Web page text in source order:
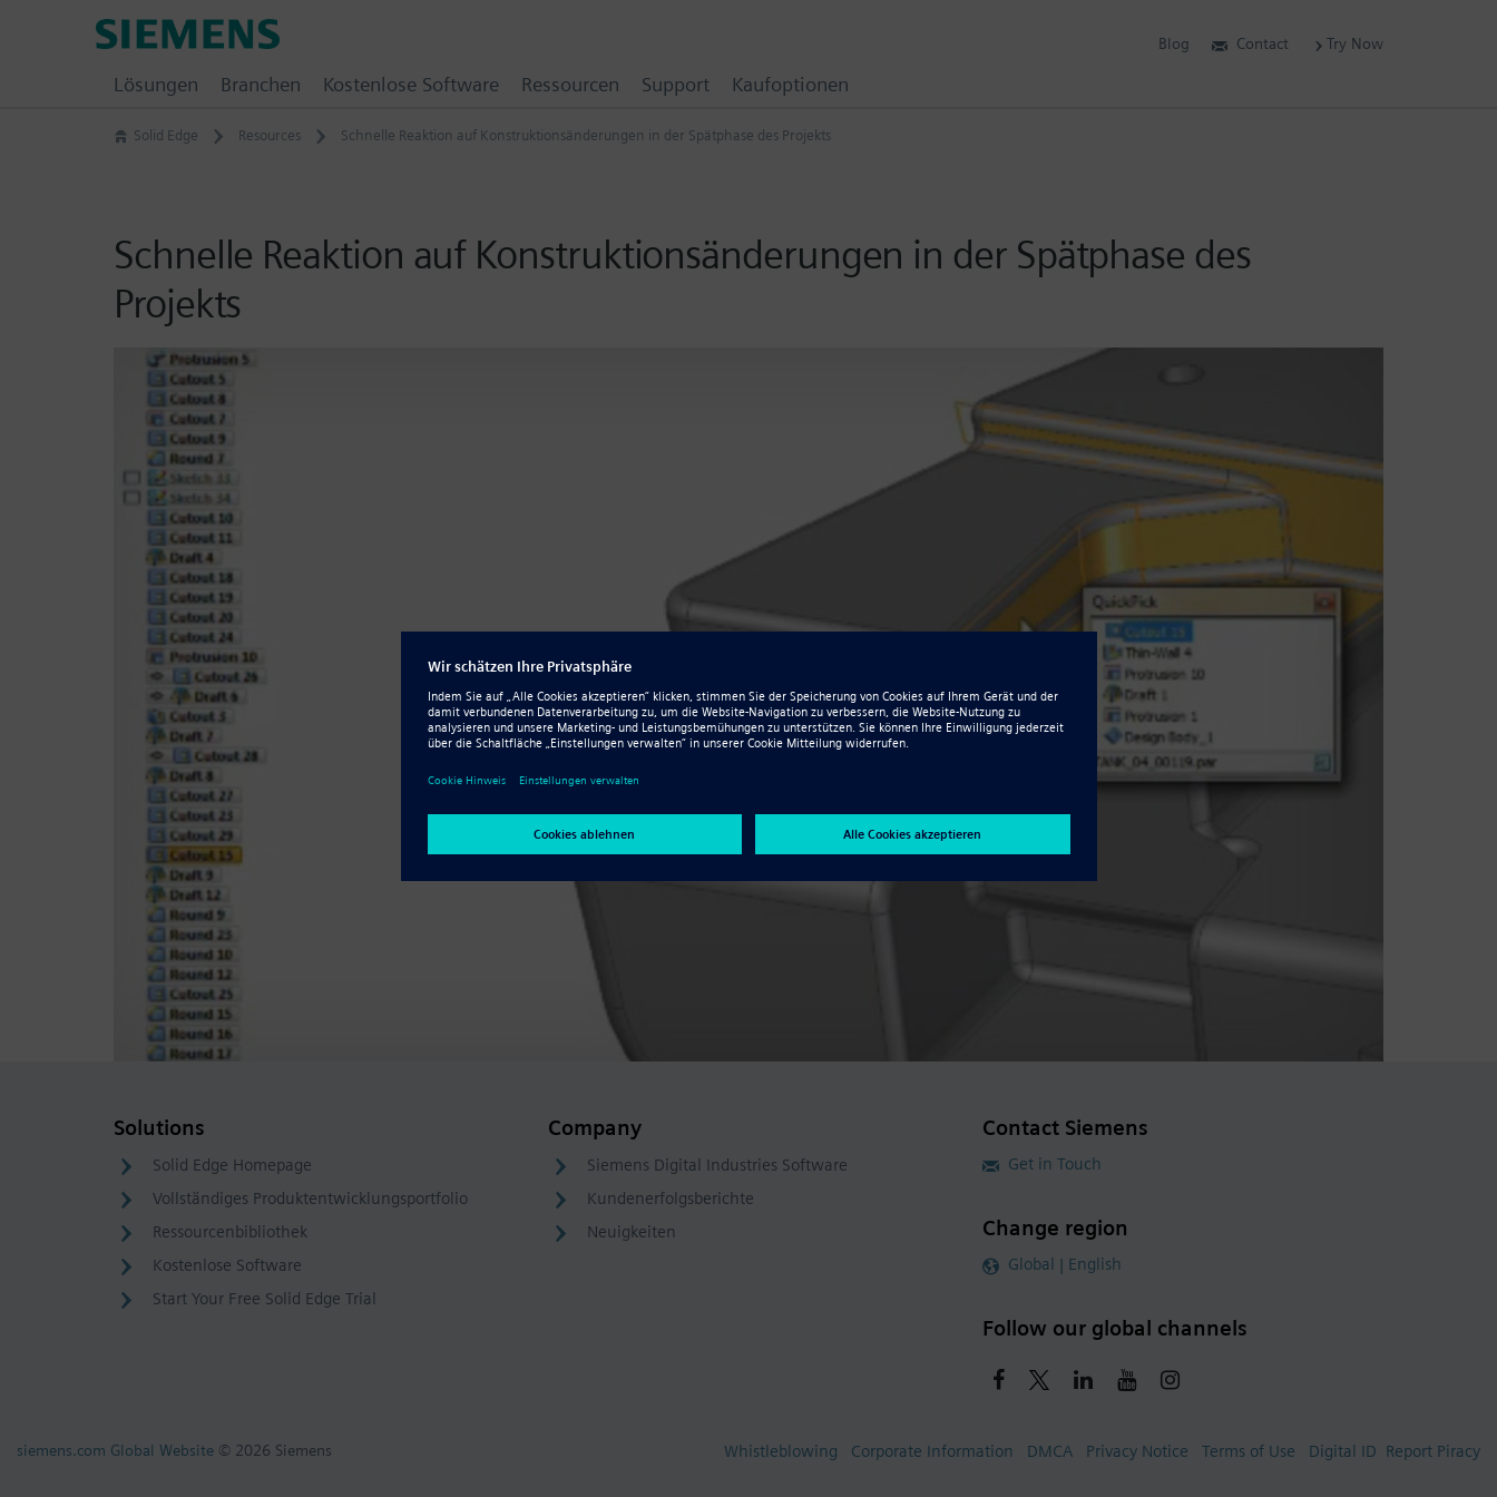
Solid Edge Resources Schnelle Reaktion auf Konstruktionsänderungen in der Spätphase des Projekts
Schnelle Reaktion auf Konstruktionsänderungen in der Spätphase des
Projekts
Solutions
Solid Edge Homepage
Vollständiges Produktentwicklungsportfolio
Ressourcenbibliothek
Kostenlose Software
Start Your Free Solid Edge Trial
Company
Siemens Digital Industries Software
Kundenerfolgsberichte
Neuigkeiten
Contact Siemens
Get in Touch
Change region
Global | English
Follow our global channels
siemens.com Global Website © 2026 Siemens Whistleblowing Corporate Information DMCA Privacy Notice Terms of Use Digital ID Report Piracy
Blog Contact Try Now
Lösungen Branchen Kostenlose Software Ressourcen Support Kaufoptionen